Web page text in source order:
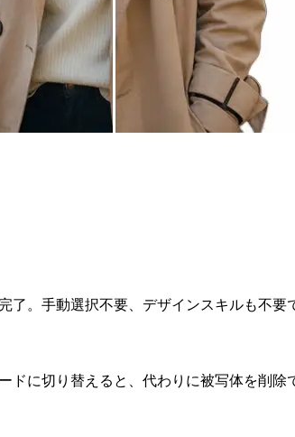
。手動選択不要、デザインスキルも不要
に切り替えると、代わりに被写体を削除